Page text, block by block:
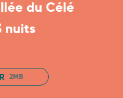
du Célé
nuits
2MB